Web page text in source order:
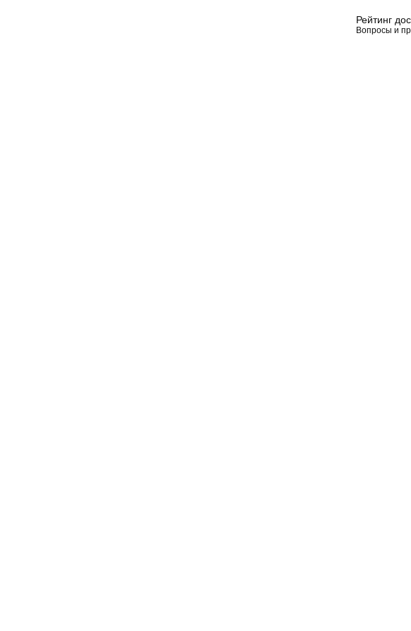
Рейтинг
Вопросы и